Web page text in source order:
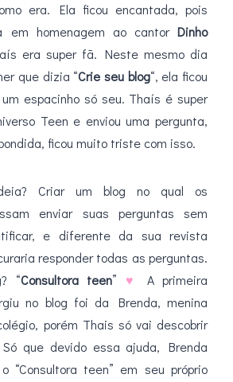
era. Ela ficou encantada, pois
em homenagem ao cantor Dinho
era super fã. Neste mesmo dia
que dizia “Crie seu blog“, ela ficou
espacinho só seu. Thaís é super
Teen e enviou uma pergunta,
ficou muito triste com isso.
Criar um blog no qual os
enviar suas perguntas sem
e diferente da sua revista
responder todas as perguntas.
“Consultora teen” ♥
A primeira
no blog foi da Brenda, menina
porém Thais só vai descobrir
que devido essa ajuda, Brenda
“Consultora teen” em seu próprio